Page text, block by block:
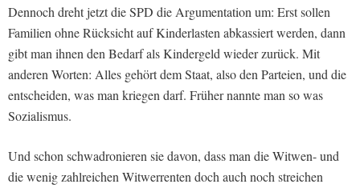
Dennoch dreht jetzt die SPD die Argumentation um: Erst sollen
Familien ohne Rücksicht auf Kinderlasten abkassiert werden, dann
gibt man ihnen den Bedarf als Kindergeld wieder zurück. Mit
anderen Worten: Alles gehört dem Staat, also den Parteien, und die
entscheiden, was man kriegen darf. Früher nannte man so was
Sozialismus.
Und schon schwadronieren sie davon, dass man die Witwen- und
die wenig zahlreichen Witwerrenten doch auch noch streichen